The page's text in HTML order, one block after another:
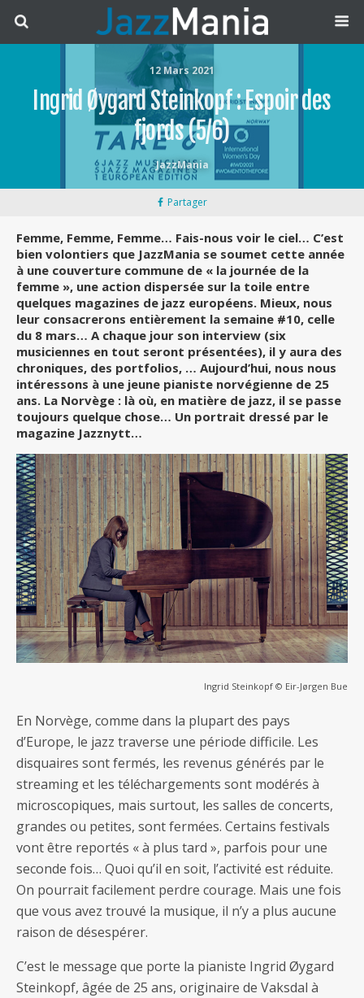
12 Mars 2021
Ingrid Øygard Steinkopf : Espoir des
fjords (5/6)
JazzMania
Partager
Femme, Femme, Femme… Fais-nous voir le ciel… C’est
bien volontiers que JazzMania se soumet cette année
à une couverture commune de « la journée de la
femme », une action dispersée sur la toile entre
quelques magazines de jazz européens. Mieux, nous
leur consacrerons entièrement la semaine #10, celle
du 8 mars… A chaque jour son interview (six
musiciennes en tout seront présentées), il y aura des
chroniques, des portfolios, … Aujourd’hui, nous nous
intéressons à une jeune pianiste norvégienne de 25
ans. La Norvège : là où, en matière de jazz, il se passe
toujours quelque chose… Un portrait dressé par le
magazine Jazznytt…
Ingrid Steinkopf © Eir-Jørgen Bue
En Norvège, comme dans la plupart des pays
d’Europe, le jazz traverse une période difficile. Les
disquaires sont fermés, les revenus générés par le
streaming et les téléchargements sont modérés à
microscopiques, mais surtout, les salles de concerts,
grandes ou petites, sont fermées. Certains festivals
vont être reportés « à plus tard », parfois pour une
seconde fois… Quoi qu’il en soit, l’activité est réduite.
On pourrait facilement perdre courage. Mais une fois
que vous avez trouvé la musique, il n’y a plus aucune
raison de désespérer.
C’est le message que porte la pianiste Ingrid Øygard
Steinkopf, âgée de 25 ans, originaire de Vaksdal à